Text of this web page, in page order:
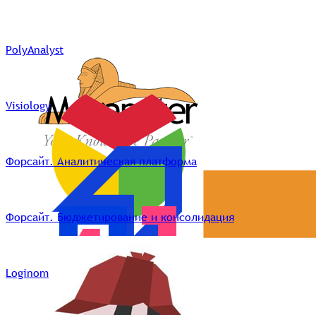
PolyAnalyst
Visiology
Форсайт. Аналитическая платформа
Форсайт. Бюджетирование и консолидация
Loginom